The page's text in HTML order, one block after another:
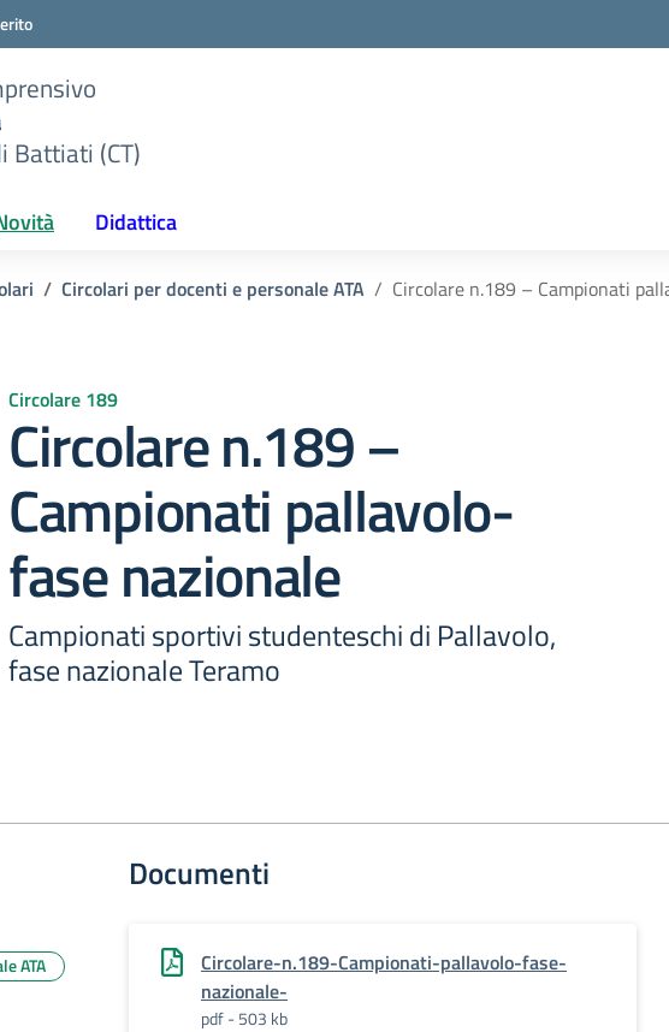
Battiati (CT)
Didattica
Circolari per docenti e personale ATA Circolare n.189 – Campionati
Circolare 189
Circolare n.189 –
Campionati pallavolo-
fase nazionale
Campionati sportivi studenteschi di Pallavolo,
fase nazionale Teramo
Documenti
Circolare-n.189-Campionati-pallavolo-fase-
nazionale-
pdf - 503 kb
ATA